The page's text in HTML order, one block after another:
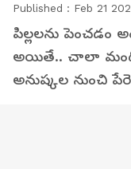
Published : Feb 21
పిల్లలను పెంచడం
అయితే.. చాలా మంది
అనుష్కల నుంచి